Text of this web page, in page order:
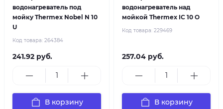
водонагреватель под
мойку Thermex Nobel N 10
U
Код товара: 264384
241.92 руб.
В корзину
водонагреватель над
мойкой Thermex IC 10 O
Код товара: 229469
257.04 руб.
В корзину